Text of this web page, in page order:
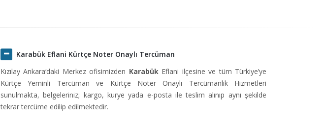
Karabük Eflani Kürtçe Noter Onaylı Tercüman
Kızılay Ankara‘daki Merkez ofisimizden KarabükEflani ilçesine ve tüm Türkiye’ye
Kürtçe Yeminli Tercüman ve Kürtçe Noter Onaylı Tercümanlık Hizmetleri
sunulmakta, belgeleriniz; kargo, kurye yada e-posta ile teslim alınıp aynı şekilde
tekrar tercüme edilip edilmektedir.